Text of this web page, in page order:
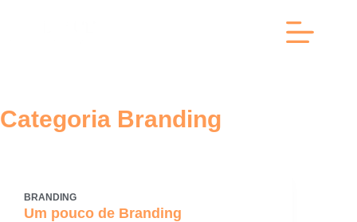
Categoria Branding
BRANDING
Um pouco de Branding